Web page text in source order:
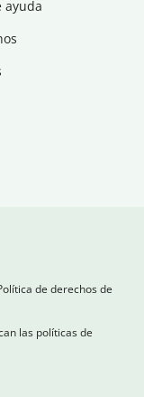
ayuda
de derechos de
las políticas de